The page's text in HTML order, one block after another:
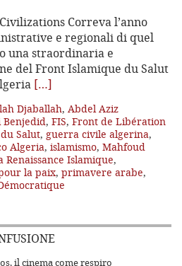
Correva l’anno
e regionali di quel
una straordinaria e
del Front Islamique du Salut
[…]
Djaballah, Abdel Aziz
Benjedid, FIS, Front de Libération
Salut, guerra civile algerina,
Algeria, islamismo, Mahfoud
Islamique,
la paix, primavere arabe,
il cinema come respiro